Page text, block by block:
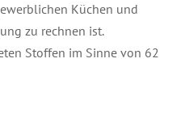
Küchen und
zu rechnen ist.
Stoffen im Sinne von 62